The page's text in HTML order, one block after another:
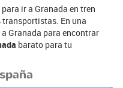
ir a Granada en tren
En una
Granada para encontrar
barato para tu